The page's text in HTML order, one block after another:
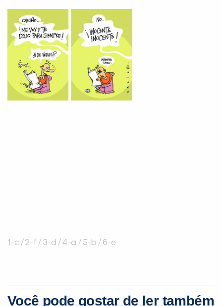
1-c / 2-f / 3-d / 4-a / 5-b / 6-e
Você pode gostar de ler também